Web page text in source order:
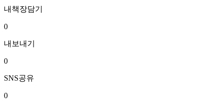
내책장담기
0
내보내기
0
SNS공유
0